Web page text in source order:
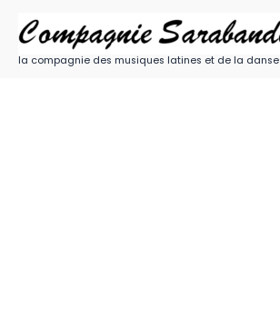
contenu
la compagnie des musiques latines et de la danse